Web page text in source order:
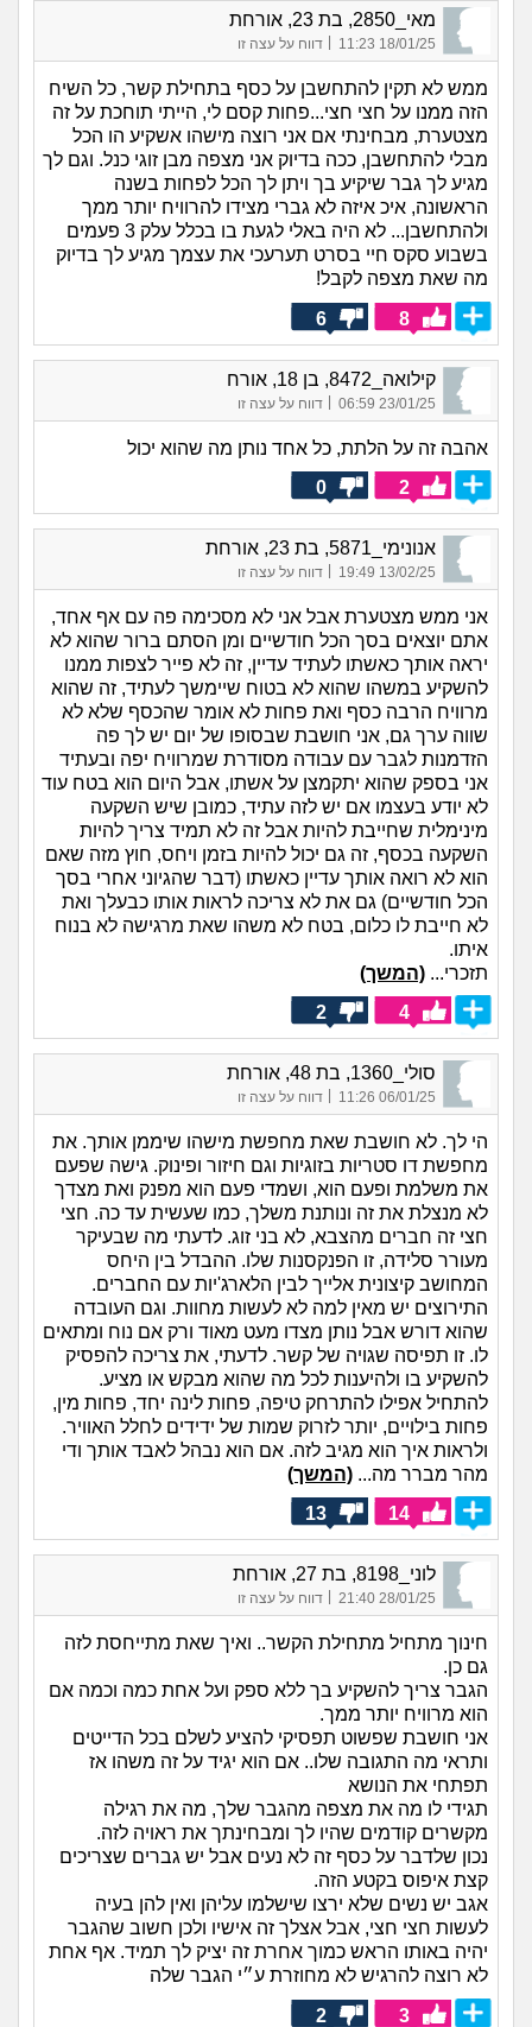
מאי_2850, בת 23, אורחת
18/01/25 11:23 דווח על עצה זו
ממש לא תקין להתחשבן על כסף בתחילת קשר, כל השיח
הזה ממנו על חצי חצי...פחות קסם לי, הייתי תוחכת על זה
מצטערת, מבחינתי אם אני רוצה מישהו אשקיע הו הכל
מבלי להתחשבן, ככה בדיוק אני מצפה מבן זוגי כנל. וגם לך
מגיע לך גבר שיקיע בך ויתן לך הכל לפחות בשנה
הראשונה, איכ איזה לא גברי מצידו להרוויח יותר ממך
ולהתחשבן... לא היה באלי לגעת בו בכלל עלק 3 פעמים
בשבוע סקס חיי בסרט תערעכי את עצמך מגיע לך בדיוק
מה שאת מצפה לקבל!
8
6
קילואה_8472, בן 18, אורח
23/01/25 06:59
| דווח על עצה זו
אהבה זה על הלתת, כל אחד נותן מה שהוא יכול
2
0
אנונימי_5871, בת 23, אורחת
13/02/25 19:49
| דווח על עצה זו
אני ממש מצטערת אבל אני לא מסכימה פה עם אף אחד,
אתם יוצאים בסך הכל חודשיים ומן הסתם ברור שהוא לא
יראה אותך כאשתו לעתיד עדיין, זה לא פייר לצפות ממנו
להשקיע במשהו שהוא לא בטוח שיימשך לעתיד, זה שהוא
מרוויח הרבה כסף ואת פחות לא אומר שהכסף שלא לא
שווה ערך גם, אני חושבת שבסופו של יום יש לך פה
הזדמנות לגבר עם עבודה מסודרת שמרוויח יפה ובעתיד
אני בספק שהוא יתקמצן על אשתו, אבל היום הוא בטח עוד
לא יודע בעצמו אם יש לזה עתיד, כמובן שיש השקעה
מינימלית שחייבת להיות אבל זה לא תמיד צריך להיות
השקעה בכסף, זה גם יכול להיות בזמן ויחס, חוץ מזה שאם
הוא לא רואה אותך עדיין כאשתו (דבר שהגיוני אחרי בסך
הכל חודשיים) גם את לא צריכה לראות אותו כבעלך ואת
לא חייבת לו כלום, בטח לא משהו שאת מרגישה לא בנוח
איתו.
תזכרי... (המשך)
4
2
סולי_1360, בת 48, אורחת
06/01/25 11:26 דווח על עצה זו
הי לך. לא חושבת שאת מחפשת מישהו שיממן אותך. את
מחפשת דו סטריות בזוגיות וגם חיזור ופינוק. גישה שפעם
את משלמת ופעם הוא, ושמדי פעם הוא מפנק ואת מצדך
לא מנצלת את זה ונותנת משלך, כמו שעשית עד כה. חצי
חצי זה חברים מהצבא, לא בני זוג. לדעתי מה שבעיקר
מעורר סלידה, זו הפנקסנות שלו. ההבדל בין היחס
המחושב קיצונית אלייך לבין הלארג'יות עם החברים.
התירוצים יש מאין למה לא לעשות מחוות. וגם העובדה
שהוא דורש אבל נותן מצדו מעט מאוד ורק אם נוח ומתאים
לו. זו תפיסה שגויה של קשר. לדעתי, את צריכה להפסיק
להשקיע בו ולהיענות לכל מה שהוא מבקש או מציע.
להתחיל אפילו להתרחק טיפה, פחות לינה יחד, פחות מין,
פחות בילויים, יותר לזרוק שמות של ידידים לחלל האוויר.
ולראות איך הוא מגיב לזה. אם הוא נבהל לאבד אותך ודי
מהר מברר מה... (המשך)
14
13
לוני_8198, בת 27, אורחת
28/01/25 21:40 דווח על עצה זו
חינוך מתחיל מתחילת הקשר.. ואיך שאת מתייחסת לזה
גם כן.
הגבר צריך להשקיע בך ללא ספק ועל אחת כמה וכמה אם
הוא מרוויח יותר ממך.
אני חושבת שפשוט תפסיקי להציע לשלם בכל הדייטים
ותראי מה התגובה שלו.. אם הוא יגיד על זה משהו אז
תפתחי את הנושא
תגידי לו מה את מצפה מהגבר שלך, מה את רגילה
מקשרים קודמים שהיו לך ומבחינתך את ראויה לזה.
נכון שלדבר על כסף זה לא נעים אבל יש גברים שצריכים
קצת איפוס בקטע הזה.
אגב יש נשים שלא ירצו שישלמו עליהן ואין להן בעיה
לעשות חצי חצי, אבל אצלך זה אישיו ולכן חשוב שהגבר
יהיה באותו הראש כמוך אחרת זה יציק לך תמיד. אף אחת
לא רוצה להרגיש לא מחוזרת ע״י הגבר שלה
3
2